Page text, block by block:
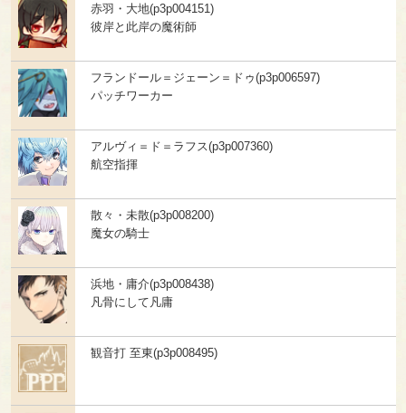
赤羽・大地(p3p004151)
彼岸と此岸の魔術師
フランドール＝ジェーン＝ドゥ(p3p006597)
パッチワーカー
アルヴィ＝ド＝ラフス(p3p007360)
航空指揮
散々・未散(p3p008200)
魔女の騎士
浜地・庸介(p3p008438)
凡骨にして凡庸
観音打 至東(p3p008495)